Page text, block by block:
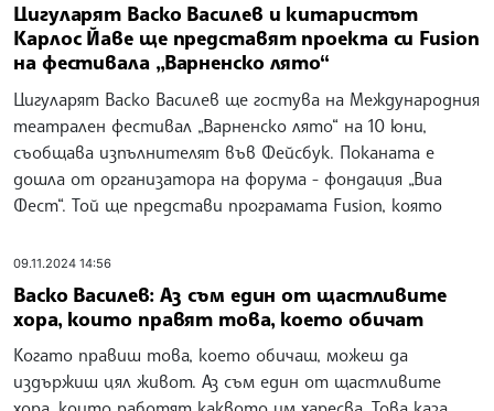
Цигуларят Васко Василев и китаристът
Карлос Йаве ще представят проекта си Fusion
на фестивала „Варненско лято“
Цигуларят Васко Василев ще гостува на Международния
театрален фестивал „Варненско лято“ на 10 юни,
съобщава изпълнителят във Фейсбук. Поканата е
дошла от организатора на форума - фондация „Виа
Фест“. Той ще представи програмата Fusion, която
09.11.2024 14:56
Васко Василев: Аз съм един от щастливите
хора, които правят това, което обичат
Когато правиш това, което обичаш, можеш да
издържиш цял живот. Аз съм един от щастливите